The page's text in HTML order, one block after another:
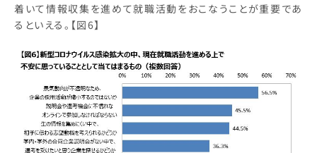
着いて情報収集を進めて就職活動をおこなうことが重要であ
るといえる。【図6】